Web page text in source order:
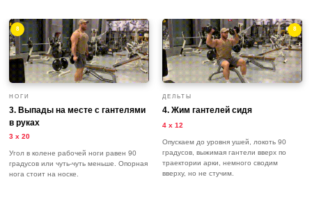
3. Выпады на месте с гантелями
в руках
4. Жим гантелей сидя
Опускаем до уровня ушей, локоть 90
градусов, выжимая гантели вверх по
траектории арки, немного сводим
вверху, но не стучим.
4 х 12
Угол в колене рабочей ноги равен 90
градусов или чуть-чуть меньше. Опорная
нога стоит на носке.
3 х 20
НОГИ ДЕЛЬТЫ
8 8